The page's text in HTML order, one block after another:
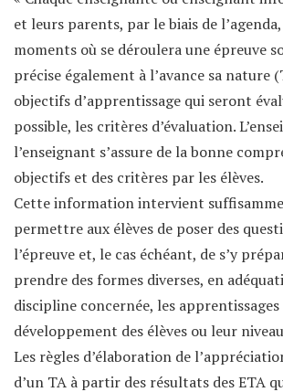
et leurs parents, par le biais de
moments où se déroulera une épreuve
précise également à l’avance sa nature
objectifs d’apprentissage qui seront
possible, les critères d’évaluation.
l’enseignant s’assure de la bonne
objectifs et des critères par les élèves.
Cette information intervient
permettre aux élèves de poser des
l’épreuve et, le cas échéant, de s’y
prendre des formes diverses, en
discipline concernée, les apprentissages
développement des élèves ou leur
Les règles d’élaboration de
d’un TA à partir des résultats des ETA